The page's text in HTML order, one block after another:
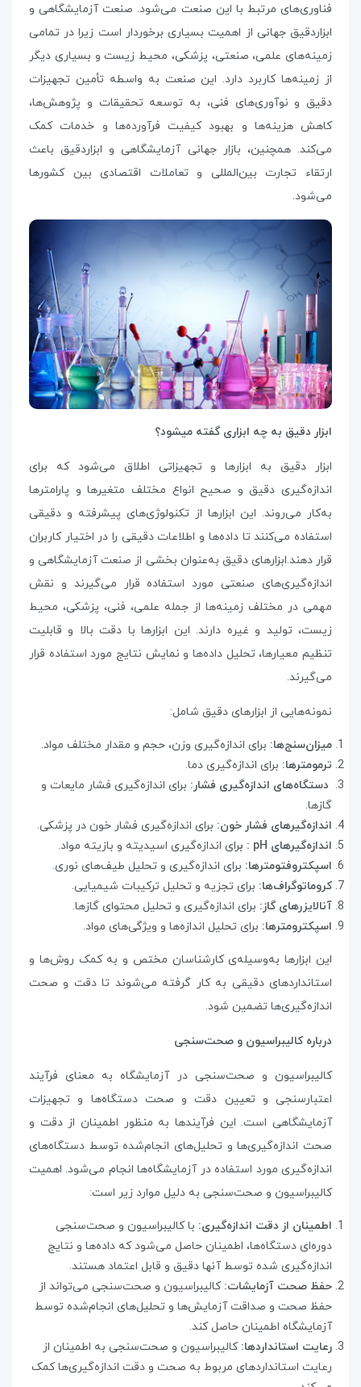
فناوری‌های مرتبط با این صنعت می‌شود. صنعت آزمایشگاهی و
ابزاردقیق جهانی از اهمیت بسیاری برخوردار است زیرا در تمامی
زمینه‌های علمی، صنعتی، پزشکی، محیط زیست و بسیاری دیگر
از زمینه‌ها کاربرد دارد. این صنعت به واسطه تأمین تجهیزات
دقیق و نوآوری‌های فنی، به توسعه تحقیقات و پژوهش‌ها،
کاهش هزینه‌ها و بهبود کیفیت فرآورده‌ها و خدمات کمک
می‌کند. همچنین، بازار جهانی آزمایشگاهی و ابزاردقیق باعث
ارتقاء تجارت بین‌المللی و تعاملات اقتصادی بین کشورها
می‌شود.
ابزار دقیق به چه ابزاری گفته می­شود؟
ابزار دقیق به ابزارها و تجهیزاتی اطلاق می‌شود که برای
اندازه‌گیری دقیق و صحیح انواع مختلف متغیرها و پارامترها
به‌کار می‌روند. این ابزارها از تکنولوژی‌های پیشرفته و دقیقی
استفاده می‌کنند تا داده‌ها و اطلاعات دقیقی را در اختیار کاربران
قرار دهند.ابزارهای دقیق به‌عنوان بخشی از صنعت آزمایشگاهی و
اندازه‌گیری‌های صنعتی مورد استفاده قرار می‌گیرند و نقش
مهمی در مختلف زمینه‌ها از جمله علمی، فنی، پزشکی، محیط
زیست، تولید و غیره دارند. این ابزارها با دقت بالا و قابلیت
تنظیم معیارها، تحلیل داده‌ها و نمایش نتایج مورد استفاده قرار
می‌گیرند.
نمونه‌هایی از ابزارهای دقیق شامل:
میزان‌سنج‌ها: برای اندازه‌گیری وزن، حجم و مقدار مختلف مواد.
ترمومترها: برای اندازه‌گیری دما.
دستگاه‌های اندازه‌گیری فشار: برای اندازه‌گیری فشار مایعات و
گازها.
اندازه‌گیرهای فشار خون: برای اندازه‌گیری فشار خون در پزشکی.
اندازه‌گیرهای pH : برای اندازه‌گیری اسیدیته و بازیته مواد.
اسپکتروفتومترها: برای اندازه‌گیری و تحلیل طیف‌های نوری.
کروماتوگراف‌ها: برای تجزیه و تحلیل ترکیبات شیمیایی.
آنالایزرهای گاز: برای اندازه‌گیری و تحلیل محتوای گازها.
اسپکترومترها: برای تحلیل اندازه‌ها و ویژگی‌های مواد.
این ابزارها به‌وسیله‌ی کارشناسان مختص و به کمک روش‌ها و
استانداردهای دقیقی به کار گرفته می‌شوند تا دقت و صحت
اندازه‌گیری‌ها تضمین شود.
درباره کالیبراسیون و صحت‌سنجی
کالیبراسیون و صحت‌سنجی در آزمایشگاه به معنای فرآیند
اعتبارسنجی و تعیین دقت و صحت دستگاه‌ها و تجهیزات
آزمایشگاهی است. این فرآیندها به منظور اطمینان از دقت و
صحت اندازه‌گیری‌ها و تحلیل‌های انجام‌شده توسط دستگاه‌های
اندازه‌گیری مورد استفاده در آزمایشگاه‌ها انجام می‌شود. اهمیت
کالیبراسیون و صحت‌سنجی به دلیل موارد زیر است:
اطمینان از دقت اندازه‌گیری: با کالیبراسیون و صحت‌سنجی
دوره‌ای دستگاه‌ها، اطمینان حاصل می‌شود که داده‌ها و نتایج
اندازه‌گیری شده توسط آنها دقیق و قابل اعتماد هستند.
حفظ صحت آزمایشات: کالیبراسیون و صحت‌سنجی می‌تواند از
حفظ صحت و صداقت آزمایش‌ها و تحلیل‌های انجام‌شده توسط
آزمایشگاه اطمینان حاصل کند.
رعایت استانداردها: کالیبراسیون و صحت‌سنجی به اطمینان از
رعایت استانداردهای مربوط به صحت و دقت اندازه‌گیری‌ها کمک